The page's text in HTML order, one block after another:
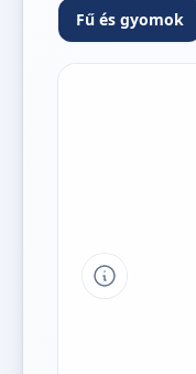
Fű és gyomok
Tipp a